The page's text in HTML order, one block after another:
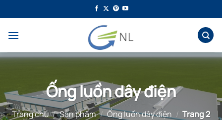
qua
dung
Ống luồn dây điện
Trang chủ / Sản phẩm / Ống luồn dây điện / Trang 2